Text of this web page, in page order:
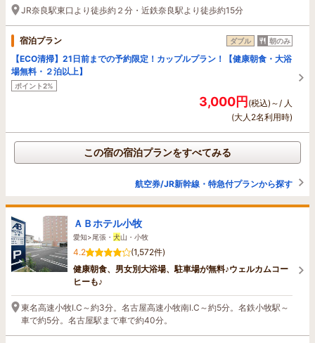
JR奈良駅東口より徒歩約２分・近鉄奈良駅より徒歩約15分
宿泊プラン ダブル 朝のみ
【ECO清掃】21日前までの予約限定！カップルプラン！【健康朝食・大浴
場無料・２泊以上】
ポイント2%
3,000円(税込)～/ 人
(大人2名利用時)
この宿の宿泊プランをすべてみる
航空券/JR新幹線・特急付プランから探す
ＡＢホテル小牧
愛知>尾張・ 犬山・小牧
4.2
(1,572件)
健康朝食、男女別大浴場、駐車場が無料♪ウェルカムコー
ヒーも♪
東名高速小牧I.C～約3分。名古屋高速小牧南I.C～約5分。名鉄小牧駅～
車で約5分。名古屋駅まで車で約40分。